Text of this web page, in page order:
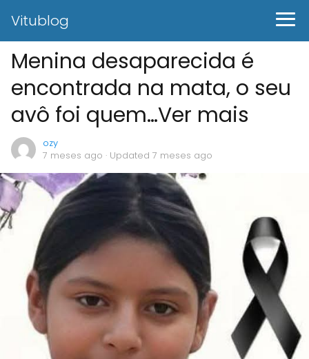
Vitublog
Menina desaparecida é
encontrada na mata, o seu
avô foi quem…Ver mais
ozy
7 meses ago · Updated 7 meses ago